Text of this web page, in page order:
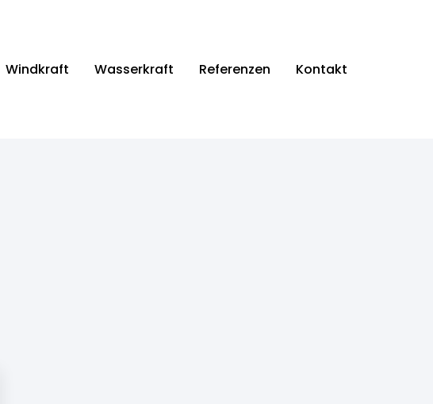
Windkraft Wasserkraft Referenzen Kontakt